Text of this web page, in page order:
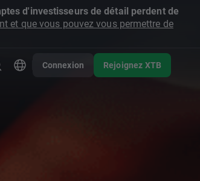
d'investisseurs de détail perdent de
et que vous pouvez vous permettre de
Connexion Rejoignez XTB